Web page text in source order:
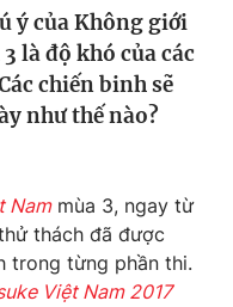
ý của Không giới
là độ khó của các
chiến binh sẽ
như thế nào?
Nammùa 3, ngay từ
thách đã được
trong từng phần thi.
Việt Nam 2017